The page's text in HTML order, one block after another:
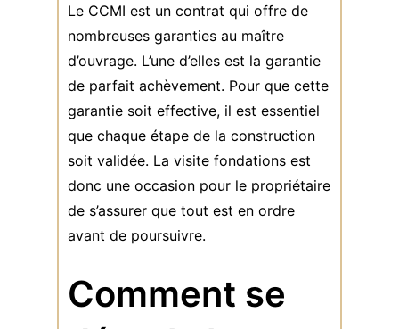
Le CCMI est un contrat qui offre de
nombreuses garanties au maître
d’ouvrage. L’une d’elles est la garantie
de parfait achèvement. Pour que cette
garantie soit effective, il est essentiel
que chaque étape de la construction
soit validée. La visite fondations est
donc une occasion pour le propriétaire
de s’assurer que tout est en ordre
avant de poursuivre.
Comment se